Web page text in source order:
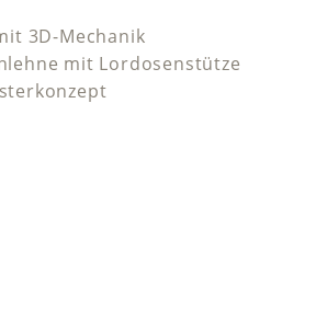
3D-Mechanik
mit Lordosenstütze